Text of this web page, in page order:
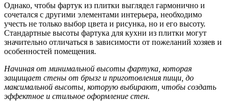
Однако, чтобы фартук из плитки выглядел гармонично и
сочетался с другими элементами интерьера, необходимо
учесть не только выбор цвета и рисунка, но и его высоту.
Стандартные высоты фартука для кухни из плитки могут
значительно отличаться в зависимости от пожеланий хозяев и
особенностей помещения.
Начиная от минимальной высоты фартука, которая
защищает стены от брызг и приготовления пищи, до
максимальной высоты, которую выбирают, чтобы создать
эффектное и стильное оформление стен.